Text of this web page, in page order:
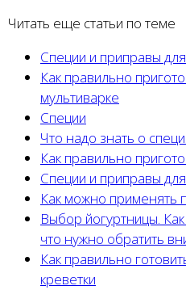
Читать еще статьи по теме
Специи и приправы
Как правильно
мультиварке
Специи
Что надо знать о
Как правильно
Специи и приправы
Как можно применять
Выбор йогуртницы.
что нужно обратить
Как правильно
креветки